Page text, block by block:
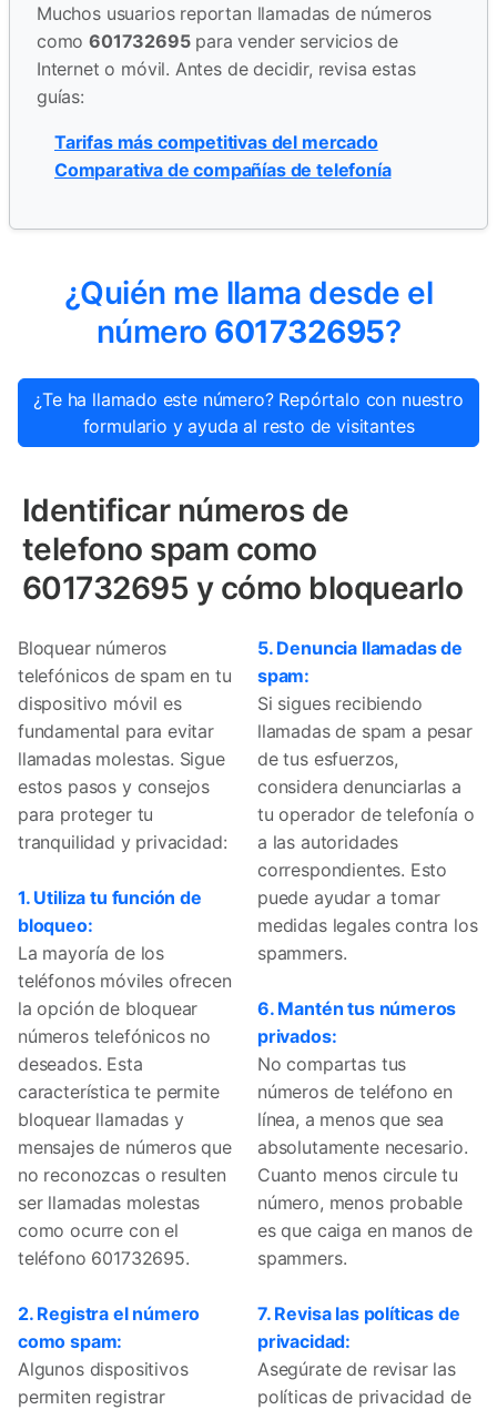
Muchos usuarios reportan llamadas de números
como601732695para vender servicios de
Internet o móvil. Antes de decidir, revisa estas
guías:
Tarifas más competitivas del mercado
Comparativa de compañías de telefonía
¿Quién me llama desde el
número 601732695?
¿Te ha llamado este número? Repórtalo con nuestro
formulario y ayuda al resto de visitantes
Identificar números de
telefono spam como
601732695 y cómo bloquearlo
Bloquear números
telefónicos de spam en tu
dispositivo móvil es
fundamental para evitar
llamadas molestas. Sigue
estos pasos y consejos
para proteger tu
tranquilidad y privacidad:
1. Utiliza tu función de
bloqueo:
La mayoría de los
teléfonos móviles ofrecen
la opción de bloquear
números telefónicos no
deseados. Esta
característica te permite
bloquear llamadas y
mensajes de números que
no reconozcas o resulten
ser llamadas molestas
como ocurre con el
teléfono 601732695.
2. Registra el número
como spam:
Algunos dispositivos
permiten registrar
5. Denuncia llamadas de
spam:
Si sigues recibiendo
llamadas de spam a pesar
de tus esfuerzos,
considera denunciarlas a
tu operador de telefonía o
a las autoridades
correspondientes. Esto
puede ayudar a tomar
medidas legales contra los
spammers.
6. Mantén tus números
privados:
No compartas tus
números de teléfono en
línea, a menos que sea
absolutamente necesario.
Cuanto menos circule tu
número, menos probable
es que caiga en manos de
spammers.
7. Revisa las políticas de
privacidad:
Asegúrate de revisar las
políticas de privacidad de